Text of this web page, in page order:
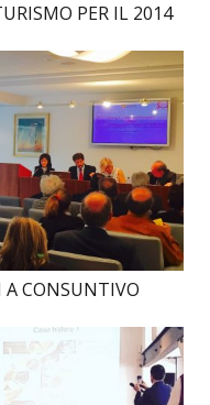
PER IL 2014
A CONSUNTIVO